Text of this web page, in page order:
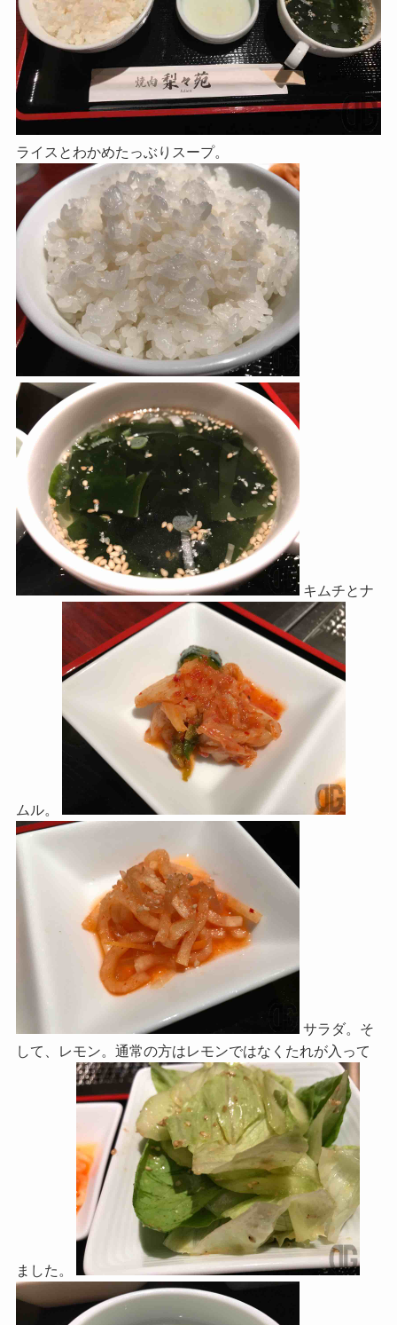
ライスとわかめたっぶりスープ。
キムチとナ
ムル。
サラダ。そ
して、レモン。通常の方はレモンではなくたれが入って
ました。